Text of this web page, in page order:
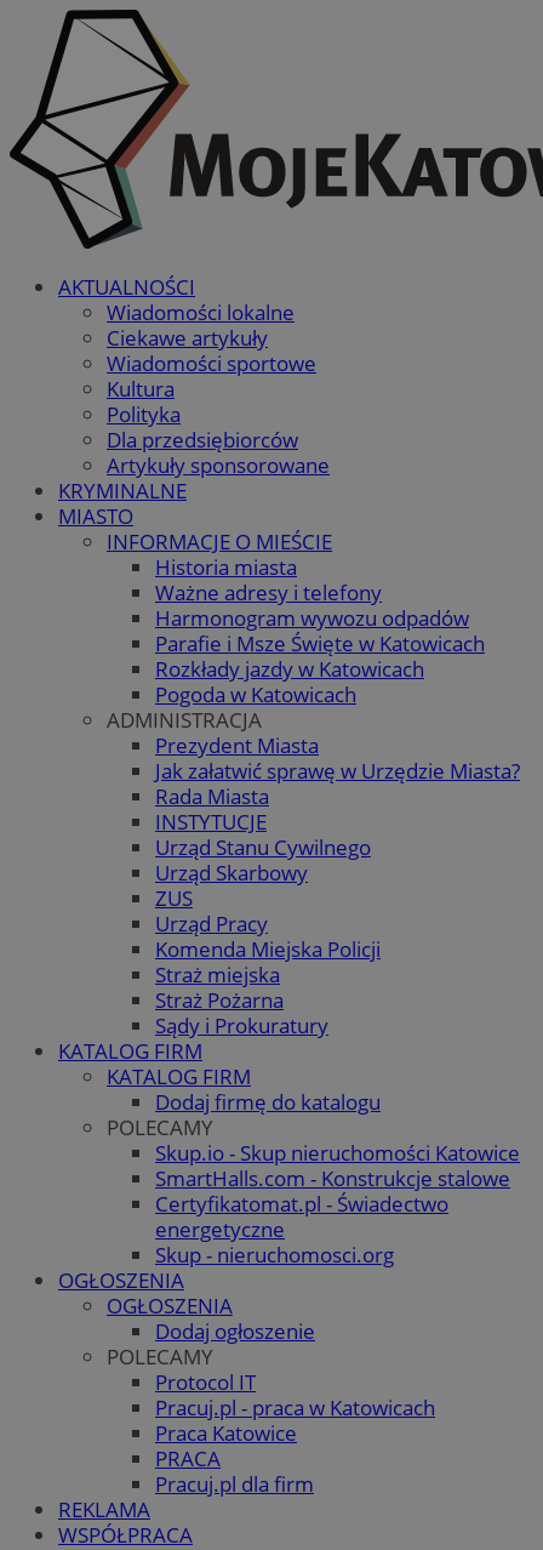
AKTUALNOŚCI
Wiadomości lokalne
Ciekawe artykuły
Wiadomości sportowe
Kultura
Polityka
Dla przedsiębiorców
Artykuły sponsorowane
KRYMINALNE
MIASTO
INFORMACJE O MIEŚCIE
Historia miasta
Ważne adresy i telefony
Harmonogram wywozu odpadów
Parafie i Msze Święte w Katowicach
Rozkłady jazdy w Katowicach
Pogoda w Katowicach
ADMINISTRACJA
Prezydent Miasta
Jak załatwić sprawę w Urzędzie Miasta?
Rada Miasta
INSTYTUCJE
Urząd Stanu Cywilnego
Urząd Skarbowy
ZUS
Urząd Pracy
Komenda Miejska Policji
Straż miejska
Straż Pożarna
Sądy i Prokuratury
KATALOG FIRM
KATALOG FIRM
Dodaj firmę do katalogu
POLECAMY
Skup.io - Skup nieruchomości Katowice
SmartHalls.com - Konstrukcje stalowe
Certyfikatomat.pl - Świadectwo
energetyczne
Skup - nieruchomosci.org
OGŁOSZENIA
OGŁOSZENIA
Dodaj ogłoszenie
POLECAMY
Protocol IT
Pracuj.pl - praca w Katowicach
Praca Katowice
PRACA
Pracuj.pl dla firm
REKLAMA
WSPÓŁPRACA